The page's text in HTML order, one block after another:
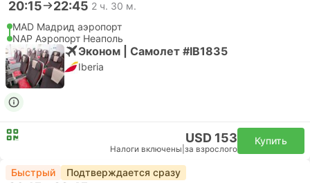
20:15 22:45 2 ч. 30 м.
MAD Мадрид аэропорт
NAP Аэропорт Неаполь
Эконом | Самолет #IB1835
Iberia
USD 153
Налоги включены за взрослого
Купить
Быстрый Подтверждается сразу